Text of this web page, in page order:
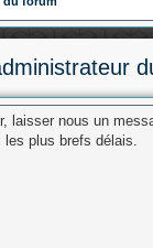
laisser nous un
les plus brefs délais.